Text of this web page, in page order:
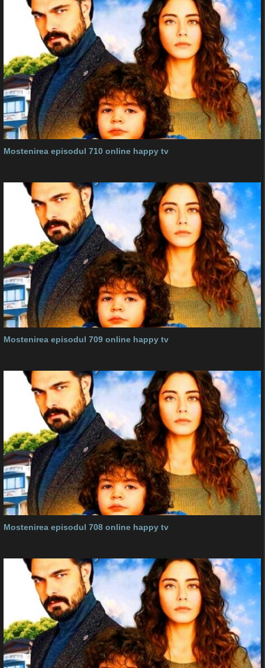
Mostenirea episodul 710 online happy tv
Mostenirea episodul 709 online happy tv
Mostenirea episodul 708 online happy tv